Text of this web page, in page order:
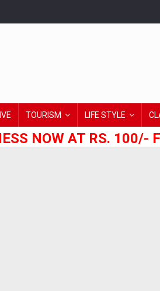
TOURISM LIFE STYLE
NOW AT RS. 100/-